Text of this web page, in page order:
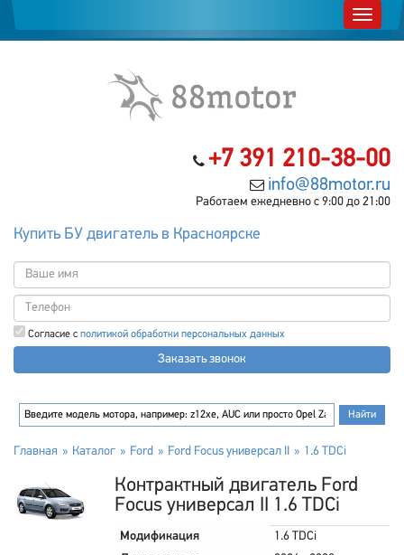
+7 391 210-38-00
info@88motor.ru
Работаем ежедневно с 9:00 до 21:00
Купить БУ двигатель в Красноярске
Согласие с политикой обработки персональных данных
Заказать звонок
Главная Каталог Ford Ford Focus универсал II 1.6 TDCi
Контрактный двигатель Ford
Focus универсал II 1.6 TDCi
Модификация
1.6 TDCi